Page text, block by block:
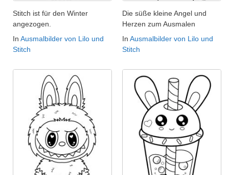
Stitch ist für den Winter
angezogen.
In Ausmalbilder von Lilo und
Stitch
Die süße kleine Angel und
Herzen zum Ausmalen
In Ausmalbilder von Lilo und
Stitch